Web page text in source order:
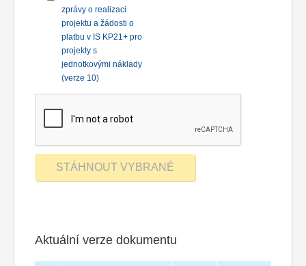
zprávy o realizaci
projektu a žádosti o
platbu v IS KP21+ pro
projekty s
jednotkovými náklady
(verze 10)
Aktuální verze dokumentu